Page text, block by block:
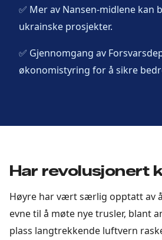
✅ Mer av Nansen-midlene kan
ukrainske prosjekter.
✅ Gjennomgang av
økonomistyring for å sikre
Har revolusjonert
Høyre har vært særlig opptatt av
evne til å møte nye trusler, blant
plass langtrekkende luftvern